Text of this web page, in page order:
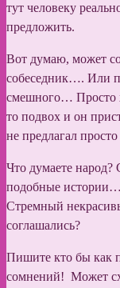
тут человеку
предложить.
Вот думаю, может
собеседник…. Или
смешного… Просто
то подвох и он
не предлагал просто
Что думаете
подобные истории…
Стремный
соглашались?
Пишите кто бы как
сомнений! Может